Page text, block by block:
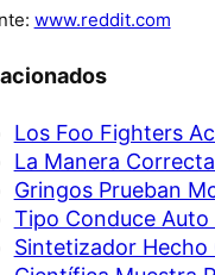
www.reddit.com
Los Foo Fighters
La Manera
Gringos Prueban
Tipo Conduce Auto
Sintetizador Hecho